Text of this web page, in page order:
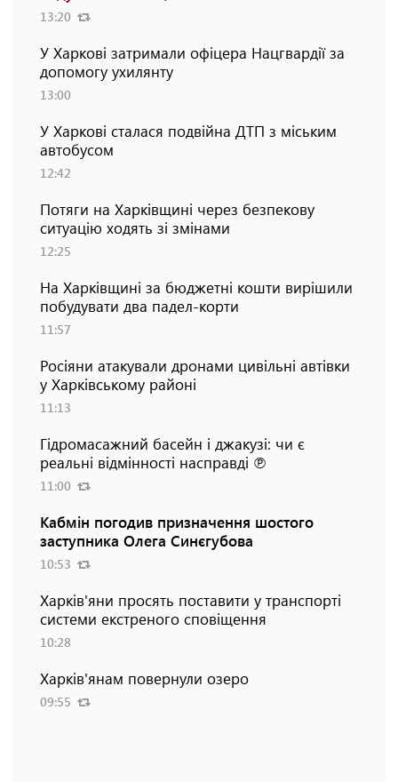
13:20
У Харкові затримали офіцера Нацгвардії за
допомогу ухилянту
13:00
У Харкові сталася подвійна ДТП з міським
автобусом
12:42
Потяги на Харківщині через безпекову
ситуацію ходять зі змінами
12:25
На Харківщині за бюджетні кошти вирішили
побудувати два падел-корти
11:57
Росіяни атакували дронами цивільні автівки
у Харківському районі
11:13
Гідромасажний басейн і джакузі: чи є
реальні відмінності насправді ℗
11:00
Кабмін погодив призначення шостого
заступника Олега Синєгубова
10:53
Харків'яни просять поставити у транспорті
системи екстреного сповіщення
10:28
Харків'янам повернули озеро
09:55